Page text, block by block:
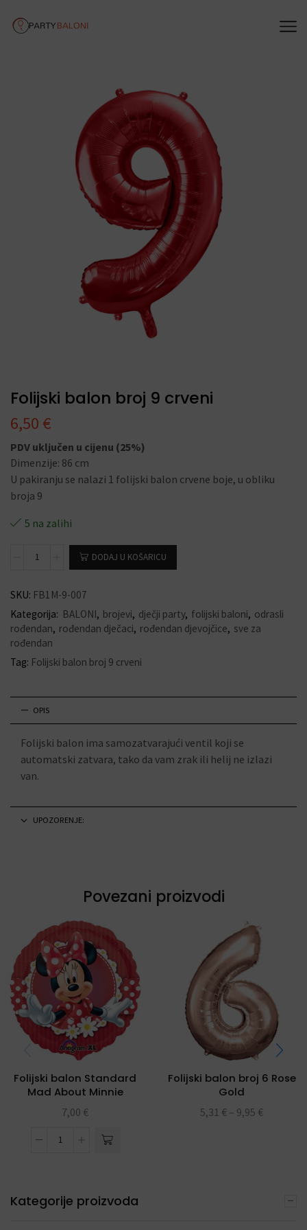
Folijski balon broj 9 crveni
6,50 €
PDV uključen u cijenu (25%)
Dimenzije: 86 cm
U pakiranju se nalazi 1 folijski balon crvene boje, u obliku
broja 9
5 na zalihi
DODAJ U KOŠARICU
SKU: FB1M-9-007
Kategorija: BALONI, brojevi, dječji party, folijski baloni, odrasli
rođendan, rođendan dječaci, rođendan djevojčice, sve za
rođendan
Tag: Folijski balon broj 9 crveni
OPIS
Folijski balon ima samozatvarajući ventil koji se
automatski zatvara, tako da vam zrak ili helij ne izlazi
van.
UPOZORENJE:
Povezani proizvodi
Folijski balon Standard
Mad About Minnie
7,00 €
Folijski balon broj 6 Rose
Gold
5,31 € – 9,95 €
Kategorije proizvoda